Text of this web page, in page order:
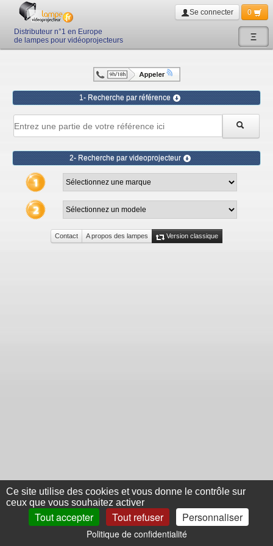
Ξ
Distributeur n°1 en Europe
de lampes pour vidéoprojecteurs
Se connecter 0
1- Recherche par référence
2- Recherche par videoprojecteur
Contact A propos des lampes Version classique
Ce site utilise des cookies et vous donne le contrôle sur
ceux que vous souhaitez activer
Tout accepter Tout refuser Personnaliser
Politique de confidentialité